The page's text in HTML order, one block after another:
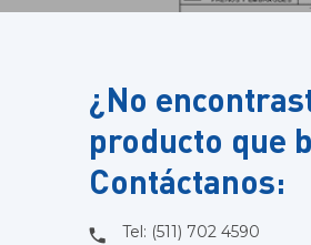
¿No
producto que
Contáctanos:
Tel: (511) 702 4590